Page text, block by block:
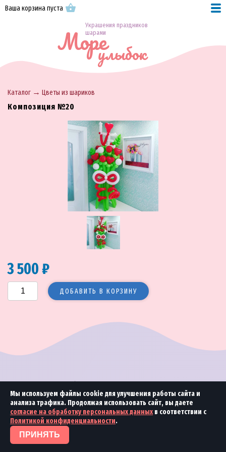
Ваша корзина пуста
Украшения праздников
шарами
Мореулыбок
Каталог → Цветы из шариков
Композиция №20
3 500 ₽
ДОБАВИТЬ В КОРЗИНУ
Мы используем файлы cookie для улучшения работы сайта и
анализа трафика. Продолжая использовать сайт, вы даете
согласие на обработку персональных данных в соответствии с
Политикой конфиденциальности.
ПРИНЯТЬ